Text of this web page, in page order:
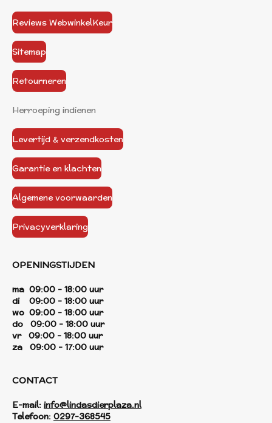
Reviews WebwinkelKeur
Sitemap
Retourneren
Herroeping indienen
Levertijd & verzendkosten
Garantie en klachten
Algemene voorwaarden
Privacyverklaring
OPENINGSTIJDEN
ma 09:00 - 18:00 uur
di 09:00 - 18:00 uur
wo 09:00 - 18:00 uur
do 09:00 - 18:00 uur
vr 09:00 - 18:00 uur
za 09:00 - 17:00 uur
CONTACT
E-mail: info@lindasdierplaza.nl
Telefoon: 0297-368545